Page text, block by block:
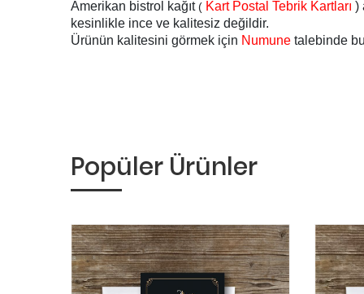
Amerikan bistrol kağıt( Kart Postal Tebrik Kartları )
kesinlikle ince ve kalitesiz değildir.
Ürünün kalitesini görmek için Numune talebinde
Popüler Ürünler